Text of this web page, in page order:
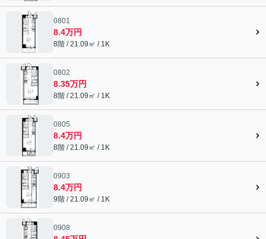
0801
8.4万円
8階 / 21.09㎡ / 1K
0802
8.35万円
8階 / 21.09㎡ / 1K
0805
8.4万円
8階 / 21.09㎡ / 1K
0903
8.4万円
9階 / 21.09㎡ / 1K
0908